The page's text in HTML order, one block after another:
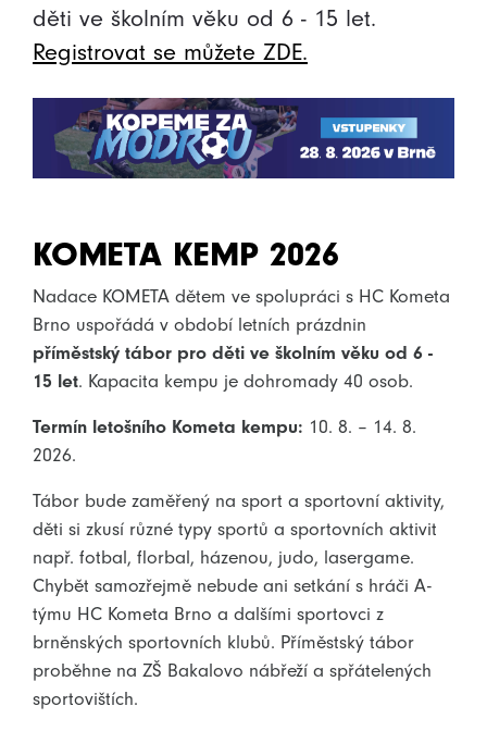
děti ve školním věku od 6 - 15 let.
Registrovat se můžete ZDE.
KOMETA KEMP 2026
Nadace KOMETA dětem ve spolupráci s HC Kometa
Brno uspořádá v období letních prázdnin
příměstský tábor pro děti ve školním věku od 6 -
15 let. Kapacita kempu je dohromady 40 osob.
Termín letošního Kometa kempu: 10. 8. – 14. 8.
2026.
Tábor bude zaměřený na sport a sportovní aktivity,
děti si zkusí různé typy sportů a sportovních aktivit
např. fotbal, florbal, házenou, judo, lasergame.
Chybět samozřejmě nebude ani setkání s hráči A-
týmu HC Kometa Brno a dalšími sportovci z
brněnských sportovních klubů. Příměstský tábor
proběhne na ZŠ Bakalovo nábřeží a spřátelených
sportovištích.